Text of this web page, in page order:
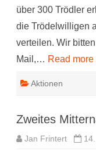
über 300 Trödler
die Trödelwilligen
verteilen. Wir
Mail,… Read more
Aktionen
Zweites
Jan Frintert